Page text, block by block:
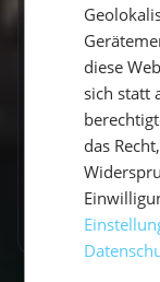
Claudia ist
teilt sie ihre
für dein
Zum
diese
sich statt
das